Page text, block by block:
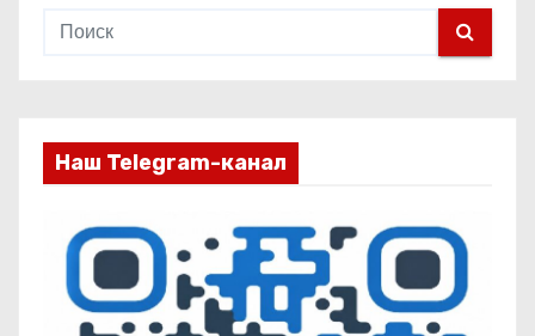
Наш Telegram-канал